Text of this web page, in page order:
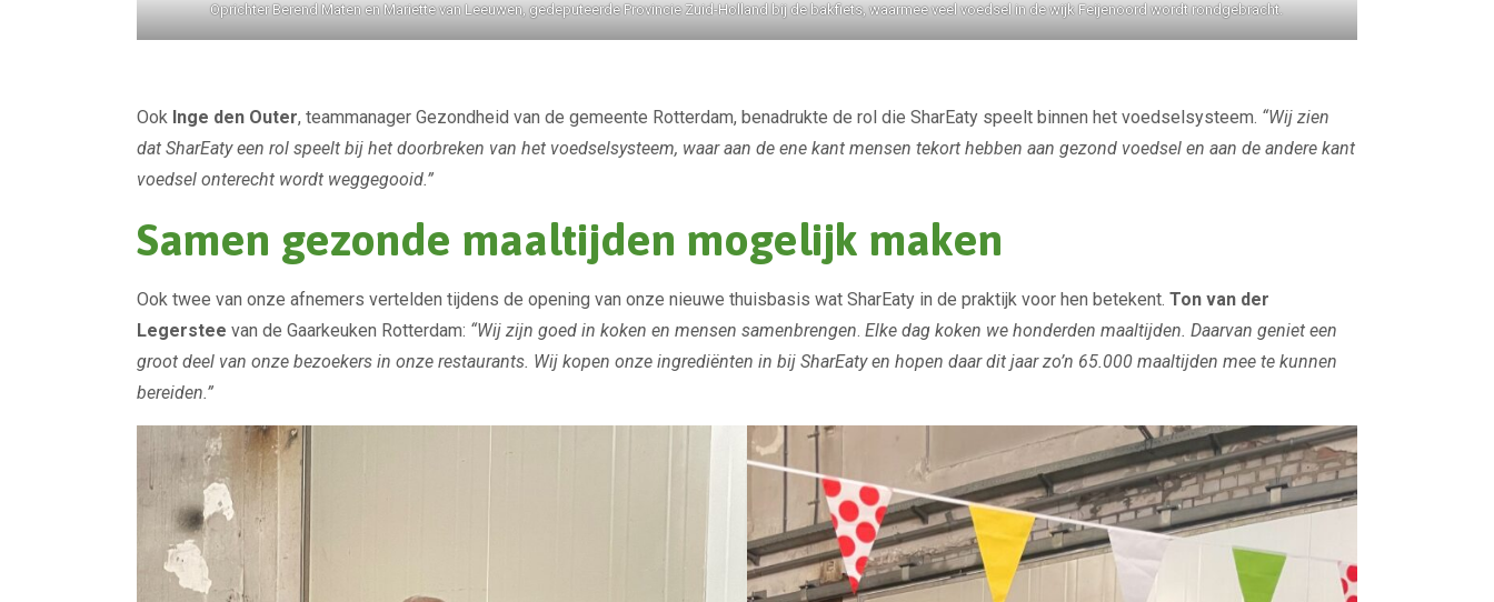
Oprichter Berend Maten en Mariette van Leeuwen, gedeputeerde Provincie Zuid-Holland bij de bakfiets, waarmee veel voedsel in de wijk Feijenoord wordt rondgebracht.
Ook Inge den Outer, teammanager Gezondheid van de gemeente Rotterdam, benadrukte de rol die SharEaty speelt binnen het voedselsysteem. “Wij zien
dat SharEaty een rol speelt bij het doorbreken van het voedselsysteem, waar aan de ene kant mensen tekort hebben aan gezond voedsel en aan de andere kant
voedsel onterecht wordt weggegooid.”
Samen gezonde maaltijden mogelijk maken
Ook twee van onze afnemers vertelden tijdens de opening van onze nieuwe thuisbasis wat SharEaty in de praktijk voor hen betekent.Ton van der
Legerstee van de Gaarkeuken Rotterdam: “Wij zijn goed in koken en mensen samenbrengen. Elke dag koken we honderden maaltijden. Daarvan geniet een
groot deel van onze bezoekers in onze restaurants. Wij kopen onze ingrediënten in bij SharEaty en hopen daar dit jaar zo’n 65.000 maaltijden mee te kunnen
bereiden.”